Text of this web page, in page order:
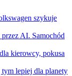
szykuje
AI. Samochód
kierowcy, pokusa
lepiej dla planety